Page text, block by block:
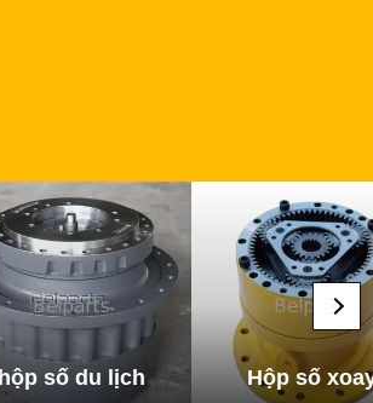
hộp số du lịch Hộp số